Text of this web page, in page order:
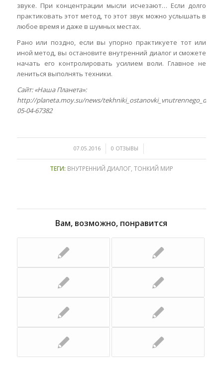
звуке. При концентрации мысли исчезают… Если долго
практиковать этот метод, то этот звук можно услышать в
любое время и даже в шумных местах.
Рано или поздно, если вы упорно практикуете тот или
иной метод, вы остановите внутренний диалог и сможете
начать его контролировать усилием воли. Главное не
лениться выполнять техники.
Сайт: «Наша Планета»:
http://planeta.moy.su/news/
05-04-67382
07.05.2016
/ 0 ОТЗЫВЫ
/
ТЕГИ: ВНУТРЕННИЙ ДИАЛОГ, ТОНКИЙ МИР
Вам, возможно, понравится